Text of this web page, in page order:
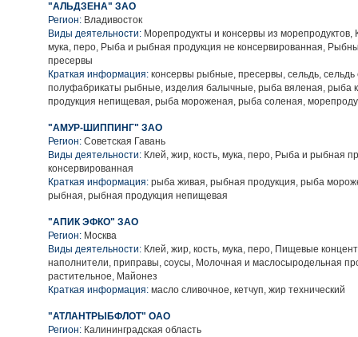
"АЛЬДЗЕНА" ЗАО
Регион: Владивосток
Виды деятельности: Морепродукты и консервы из морепродуктов,
мука, перо, Рыба и рыбная продукция не консервированная,
пресервы
Краткая информация: консервы рыбные, пресервы, сельдь, сельдь
полуфабрикаты рыбные, изделия балычные, рыба вяленая, рыба
продукция непищевая, рыба мороженая, рыба соленая,
"АМУР-ШИППИНГ" ЗАО
Регион: Советская Гавань
Виды деятельности: Клей, жир, кость, мука, перо, Рыба и рыбная
консервированная
Краткая информация: рыба живая, рыбная продукция, рыба
рыбная, рыбная продукция непищевая
"АПИК ЭФКО" ЗАО
Регион: Москва
Виды деятельности: Клей, жир, кость, мука, перо, Пищевые
наполнители, приправы, соусы, Молочная и маслосыродельная
растительное, Майонез
Краткая информация: масло сливочное, кетчуп, жир технический
"АТЛАНТРЫБФЛОТ" ОАО
Регион: Калининградская область